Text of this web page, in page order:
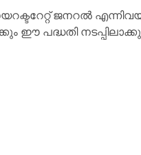
ജനറൽ
ഈ പദ്ധതി